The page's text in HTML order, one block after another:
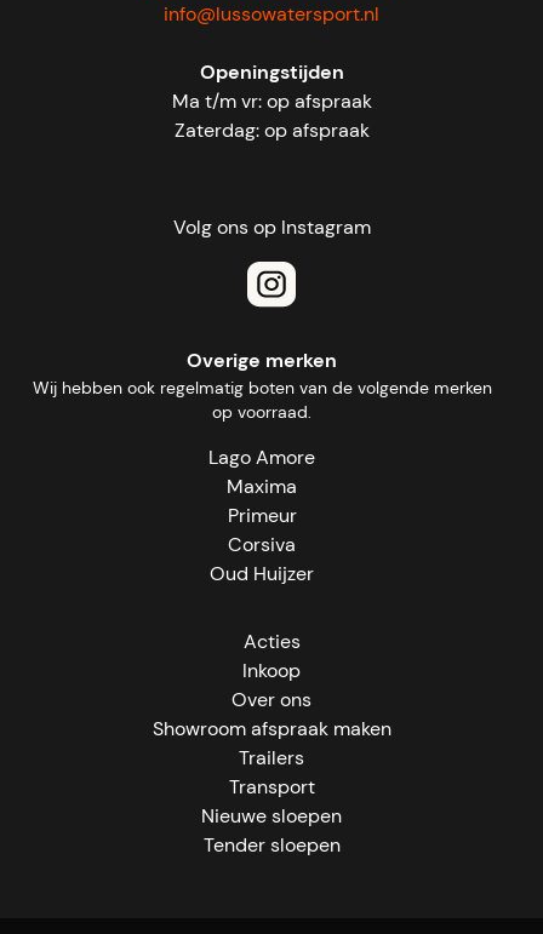
info@lussowatersport.nl
Openingstijden
Ma t/m vr: op afspraak
Zaterdag: op afspraak
Volg ons op Instagram
Overige merken
Wij hebben ook regelmatig boten van de volgende merken
op voorraad.
Lago Amore
Maxima
Primeur
Corsiva
Oud Huijzer
Acties
Inkoop
Over ons
Showroom afspraak maken
Trailers
Transport
Nieuwe sloepen
Tender sloepen